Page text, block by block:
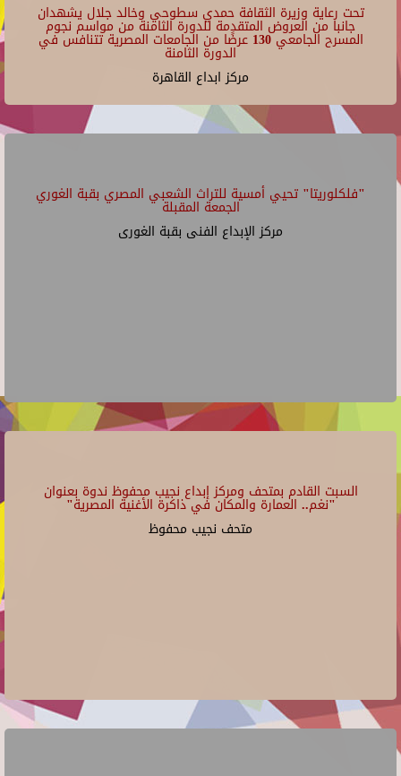
تحت رعاية وزيرة الثقافة حمدي سطوحي وخالد جلال يشهدان
جانبا من العروض المتقدمة للدورة الثامنة من مواسم نجوم
المسرح الجامعي 130 عرضًا من الجامعات المصرية تتنافس في
الدورة الثامنة
مركز ابداع القاهرة
"فلكلوريتا" تحيي أمسية للتراث الشعبي المصري بقبة الغوري
الجمعة المقبلة
مركز الإبداع الفنى بقبة الغورى
السبت القادم بمتحف ومركز إبداع نجيب محفوظ ندوة بعنوان
"نغم.. العمارة والمكان في ذاكرة الأغنية المصرية"
متحف نجيب محفوظ